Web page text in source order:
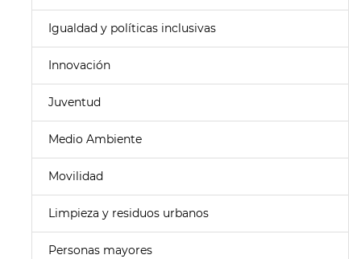
Igualdad y políticas inclusivas
Innovación
Juventud
Medio Ambiente
Movilidad
Limpieza y residuos urbanos
Personas mayores